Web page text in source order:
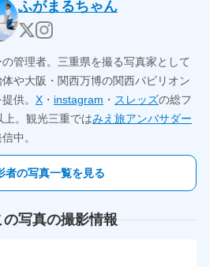
ふがまるちゃん
管理者。三重県を撮る写真家として
や大阪・関西万博の関西パビリオン
供。 X ・ instagram ・ スレッズの総フ
上。観光三重ではみえ旅アンバサダー
中。
者の写真一覧を見る
の写真の撮影情報